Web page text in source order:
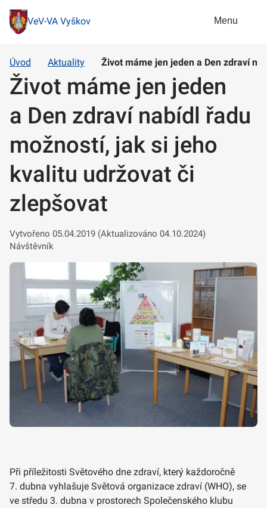
VeV-VA Vyškov Menu
Úvod Aktuality Život máme jen jeden a Den zdraví
Život máme jen jeden
a Den zdraví nabídl řadu
možností, jak si jeho
kvalitu udržovat či
zlepšovat
Vytvořeno 05.04.2019 (Aktualizováno 04.10.2024)
Návštěvník
Při příležitosti Světového dne zdraví, který každoročně
7. dubna vyhlašuje Světová organizace zdraví (WHO), se
ve středu 3. dubna v prostorech Společenského klubu